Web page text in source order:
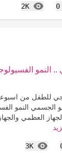
0
2K
المشاهدات
الثاني .. النمو
للطفل من
الجسمي النمو
العظمي
3K
المشاهدات